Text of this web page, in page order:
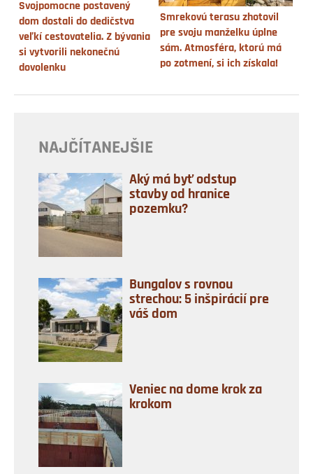
Svojpomocne postavený
dom dostali do dedičstva
veľkí cestovatelia. Z bývania
si vytvorili nekonečnú
dovolenku
Smrekovú terasu zhotovil
pre svoju manželku úplne
sám. Atmosféra, ktorú má
po zotmení, si ich získala!
NAJČÍTANEJŠIE
Aký má byť odstup
stavby od hranice
pozemku?
Bungalov s rovnou
strechou: 5 inšpirácií pre
váš dom
Veniec na dome krok za
krokom